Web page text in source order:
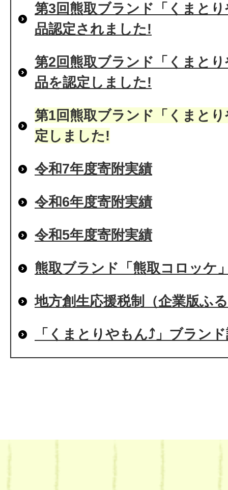
第3回熊取ブランド「くまと
品認定されました!
第2回熊取ブランド「くまと
品を認定しました!
第1回熊取ブランド「くまと
定しました!
令和7年度寄附実績
令和6年度寄附実績
令和5年度寄附実績
熊取ブランド「熊取コロッケ
地方創生応援税制（企業版ふ
「くまとりやもん⤴」ブラン